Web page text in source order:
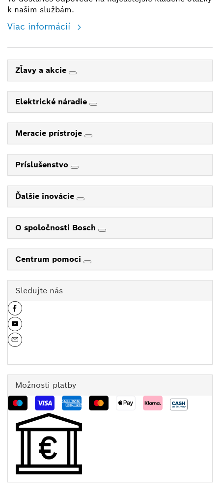
k našim službám.
Viac informácií
Zľavy a akcie
Elektrické náradie
Meracie prístroje
Príslušenstvo
Ďalšie inovácie
O spoločnosti Bosch
Centrum pomoci
Sledujte nás
Možnosti platby